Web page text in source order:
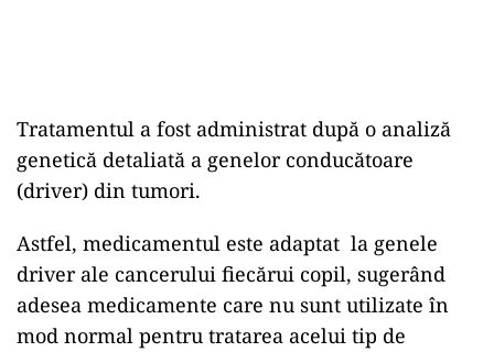
Tratamentul a fost administrat după o analiză
genetică detaliată a genelor conducătoare
(driver) din tumori.
Astfel, medicamentul este adaptat la genele
driver ale cancerului fiecărui copil, sugerând
adesea medicamente care nu sunt utilizate în
mod normal pentru tratarea acelui tip de